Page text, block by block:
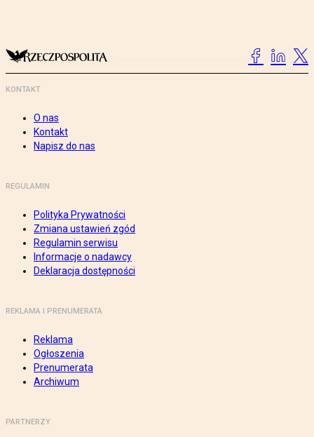
KONTAKT
O nas
Kontakt
Napisz do nas
REGULAMIN
Polityka Prywatności
Zmiana ustawień zgód
Regulamin serwisu
Informacje o nadawcy
Deklaracja dostępności
REKLAMA I PRENUMERATA
Reklama
Ogłoszenia
Prenumerata
Archiwum
PARTNERZY